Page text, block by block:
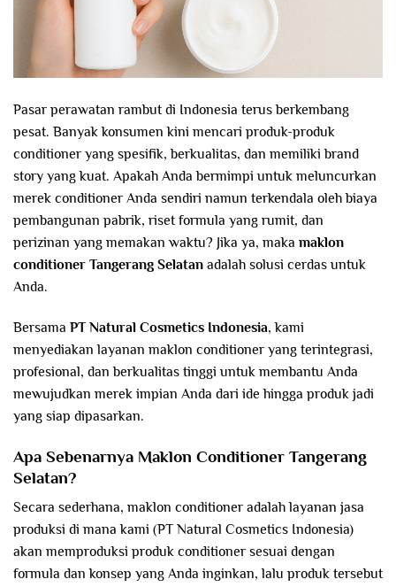
Pasar perawatan rambut di Indonesia terus berkembang
pesat. Banyak konsumen kini mencari produk-produk
conditioner yang spesifik, berkualitas, dan memiliki brand
story yang kuat. Apakah Anda bermimpi untuk meluncurkan
merek conditioner Anda sendiri namun terkendala oleh biaya
pembangunan pabrik, riset formula yang rumit, dan
perizinan yang memakan waktu? Jika ya, maka maklon
conditioner Tangerang Selatan adalah solusi cerdas untuk
Anda.
Bersama PT Natural Cosmetics Indonesia, kami
menyediakan layanan maklon conditioner yang terintegrasi,
profesional, dan berkualitas tinggi untuk membantu Anda
mewujudkan merek impian Anda dari ide hingga produk jadi
yang siap dipasarkan.
Apa Sebenarnya Maklon Conditioner Tangerang
Selatan?
Secara sederhana, maklon conditioner adalah layanan jasa
produksi di mana kami (PT Natural Cosmetics Indonesia)
akan memproduksi produk conditioner sesuai dengan
formula dan konsep yang Anda inginkan, lalu produk tersebut